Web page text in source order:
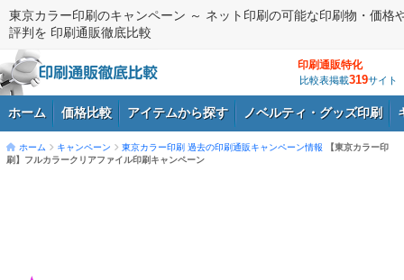
東京カラー印刷のキャンペーン ～ ネット印刷の可能な印刷物・価格
評判を 印刷通販徹底比較
印刷通販特化
比較表掲載319サイト
ホーム 価格比較 アイテムから探す ノベルティ・グッズ印刷
ホーム キャンペーン 東京カラー印刷 過去の印刷通販キャンペーン情報
【東京カラー印
刷】フルカラークリアファイル印刷キャンペーン